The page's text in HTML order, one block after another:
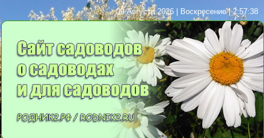
09 Августа 2026 | Воскресение | 2:57:39